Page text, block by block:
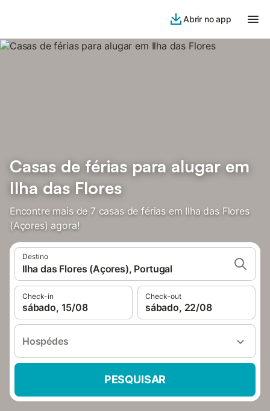
Abrir no app
Casas de férias para alugar em
Ilha das Flores
Encontre mais de 7 casas de férias em Ilha das Flores
(Açores) agora!
Destino
Ilha das Flores (Açores), Portugal
Check-in
sábado, 15/08
Check-out
sábado, 22/08
Hospédes
PESQUISAR